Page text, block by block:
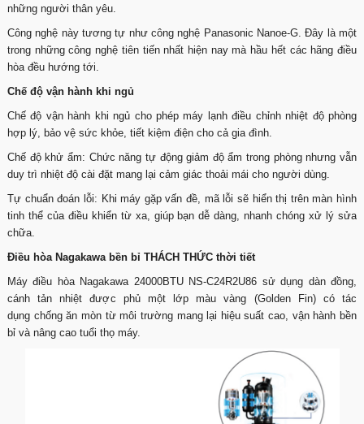
những người thân yêu.
Công nghệ này tương tự như công nghệ Panasonic Nanoe-G. Đây là một
trong những công nghệ tiên tiến nhất hiện nay mà hầu hết các hãng điều
hòa đều hướng tới.
Chế độ vận hành khi ngủ
Chế độ vận hành khi ngủ cho phép máy lạnh điều chỉnh nhiệt độ phòng
hợp lý, bảo vệ sức khỏe, tiết kiệm điện cho cả gia đình.
Chế độ khử ẩm: Chức năng tự động giảm độ ẩm trong phòng nhưng vẫn
duy trì nhiệt độ cài đặt mang lại cảm giác thoải mái cho người dùng.
Tự chuẩn đoán lỗi: Khi máy gặp vấn đề, mã lỗi sẽ hiển thị trên màn hình
tinh thể của điều khiển từ xa, giúp bạn dễ dàng, nhanh chóng xử lý sửa
chữa.
Điều hòa Nagakawa bền bỉ THÁCH THỨC thời tiết
Máy điều hòa Nagakawa 24000BTU NS-C24R2U86 sử dụng dàn đồng,
cánh tản nhiệt được phủ một lớp màu vàng (Golden Fin) có tác
dụng chống ăn mòn từ môi trường mang lại hiệu suất cao, vận hành bền
bỉ và nâng cao tuổi thọ máy.